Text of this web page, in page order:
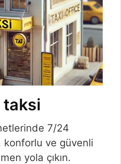
taksi
7/24
konforlu ve güvenli
yola çıkın.